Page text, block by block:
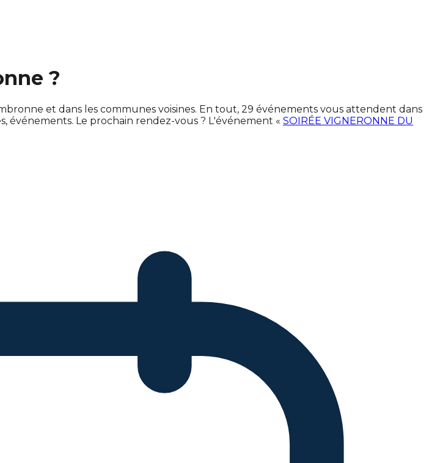
?
et dans les communes voisines. En tout, 29 événements vous attendent dans
événements. Le prochain rendez-vous ? L'événement « SOIRÉE VIGNERONNE DU